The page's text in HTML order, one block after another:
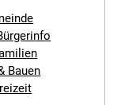
Bauen